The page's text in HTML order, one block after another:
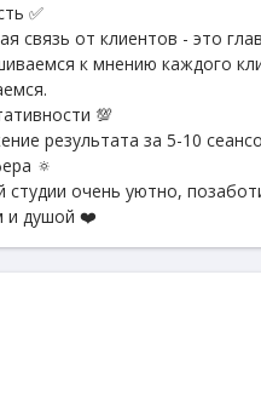
✅
связь от клиентов - это
к мнению каждого
💯
результата за 5-10
🔅
студии очень уютно,
и душой ❤️